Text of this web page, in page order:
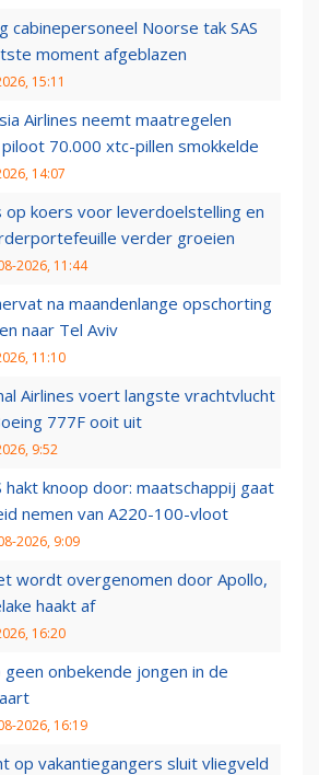
cabinepersoneel Noorse tak SAS
moment afgeblazen
15:11
Airlines neemt maatregelen
70.000 xtc-pillen smokkelde
14:07
op koers voor leverdoelstelling en
verder groeien
2026, 11:44
na maandenlange opschorting
naar Tel Aviv
11:10
Airlines voert langste vrachtvlucht
777F ooit uit
9:52
hakt knoop door: maatschappij gaat
nemen van A220-100-vloot
2026, 9:09
wordt overgenomen door Apollo,
haakt af
16:20
geen onbekende jongen in de
2026, 16:19
op vakantiegangers sluit vliegveld